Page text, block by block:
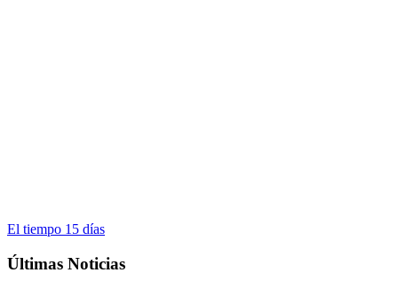
El tiempo 15 días
Últimas Noticias